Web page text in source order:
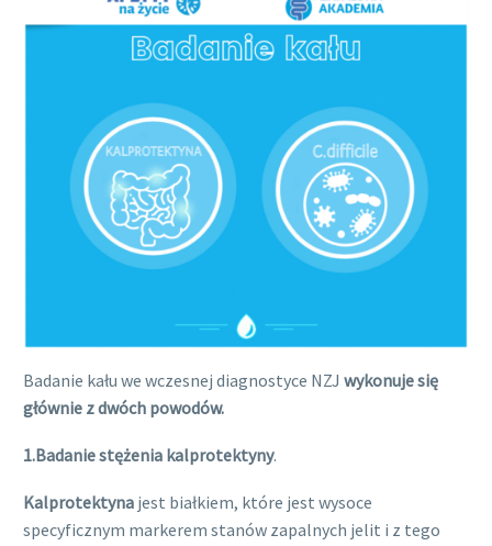
Badanie kału we wczesnej diagnostyce NZJ wykonuje się
głównie z dwóch powodów.
1.Badanie stężenia kalprotektyny.
Kalprotektyna jest białkiem, które jest wysoce
specyficznym markerem stanów zapalnych jelit i z tego